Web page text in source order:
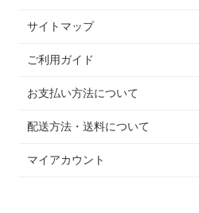
サイトマップ
ご利用ガイド
お支払い方法について
配送方法・送料について
マイアカウント